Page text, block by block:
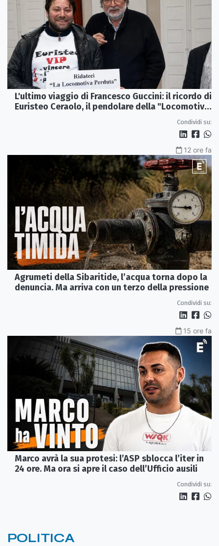
L'ultimo viaggio di Francesco Guccini: il ricordo di
Euristeo Ceraolo, il pendolare della "Locomotiva
Condividi su:
12 ore fa
Agrumeti della Sibaritide, l’acqua torna dopo la
denuncia. Ma arriva con un terzo della pressione
Condividi su:
15 ore fa
Marco avrà la sua protesi: l’ASP sblocca l’iter in
24 ore. Ma ora si apre il caso dell’Ufficio ausili
Condividi su:
POLITICA